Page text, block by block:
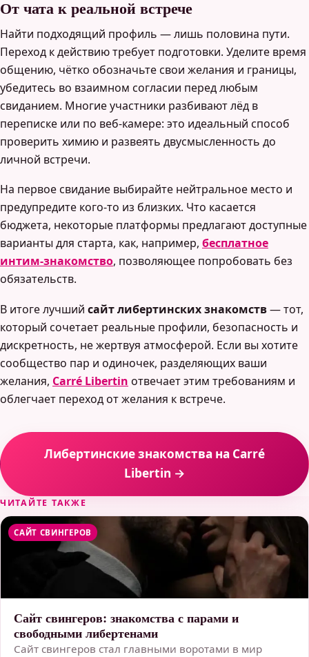
От чата к реальной встрече
Найти подходящий профиль — лишь половина пути.
Переход к действию требует подготовки. Уделите время
общению, чётко обозначьте свои желания и границы,
убедитесь во взаимном согласии перед любым
свиданием. Многие участники разбивают лёд в
переписке или по веб-камере: это идеальный способ
проверить химию и развеять двусмысленность до
личной встречи.
На первое свидание выбирайте нейтральное место и
предупредите кого-то из близких. Что касается
бюджета, некоторые платформы предлагают доступные
варианты для старта, как, например, бесплатное
интим-знакомство, позволяющее попробовать без
обязательств.
В итоге лучший сайт либертинских знакомств— тот,
который сочетает реальные профили, безопасность и
дискретность, не жертвуя атмосферой. Если вы хотите
сообщество пар и одиночек, разделяющих ваши
желания, Carré Libertin отвечает этим требованиям и
облегчает переход от желания к встрече.
Либертинские знакомства на Carré
Libertin →
ЧИТАЙТЕ ТАКЖЕ
САЙТ СВИНГЕРОВ
Сайт свингеров: знакомства с парами и
свободными либертенами
Сайт свингеров стал главными воротами в мир